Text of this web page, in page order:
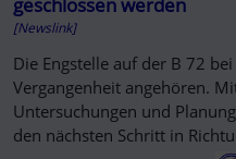
[Newslink]
Die Engstelle auf der B 72
Vergangenheit angehören.
Untersuchungen und
den nächsten Schritt in